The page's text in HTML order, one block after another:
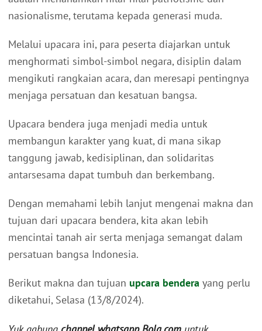
nasionalisme, terutama kepada generasi muda.
Melalui upacara ini, para peserta diajarkan untuk
menghormati simbol-simbol negara, disiplin dalam
mengikuti rangkaian acara, dan meresapi pentingnya
menjaga persatuan dan kesatuan bangsa.
Upacara bendera juga menjadi media untuk
membangun karakter yang kuat, di mana sikap
tanggung jawab, kedisiplinan, dan solidaritas
antarsesama dapat tumbuh dan berkembang.
Dengan memahami lebih lanjut mengenai makna dan
tujuan dari upacara bendera, kita akan lebih
mencintai tanah air serta menjaga semangat dalam
persatuan bangsa Indonesia.
Berikut makna dan tujuan upcara bendera yang perlu
diketahui, Selasa (13/8/2024).